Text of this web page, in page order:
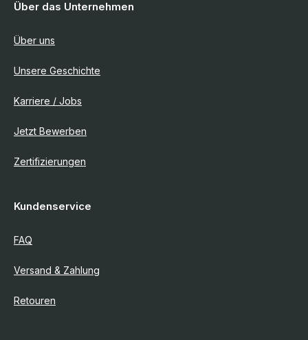
Über das Unternehmen
Über uns
Unsere Geschichte
Karriere / Jobs
Jetzt Bewerben
Zertifizierungen
Kundenservice
FAQ
Versand & Zahlung
Retouren